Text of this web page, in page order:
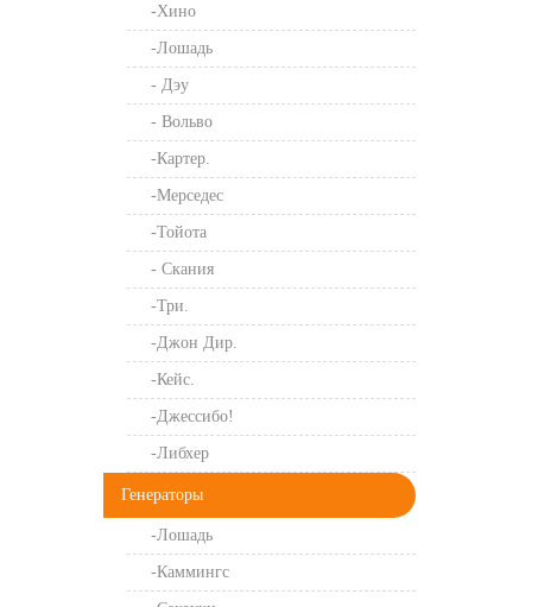
-Хино
-Лошадь
- Дэу
- Вольво
-Картер.
-Мерседес
-Тойота
- Скания
-Три.
-Джон Дир.
-Кейс.
-Джессибо!
-Либхер
Генераторы
-Лошадь
-Каммингс